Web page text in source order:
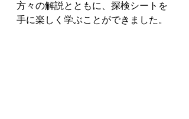
方々の解説とともに、探検シートを
手に楽しく学ぶことができました。